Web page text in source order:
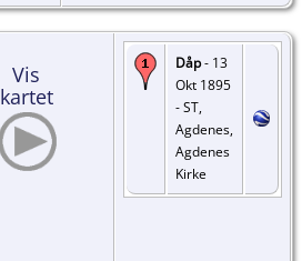
Vis
kartet
Dåp- 13
Okt 1895
- ST,
Agdenes,
Agdenes
Kirke